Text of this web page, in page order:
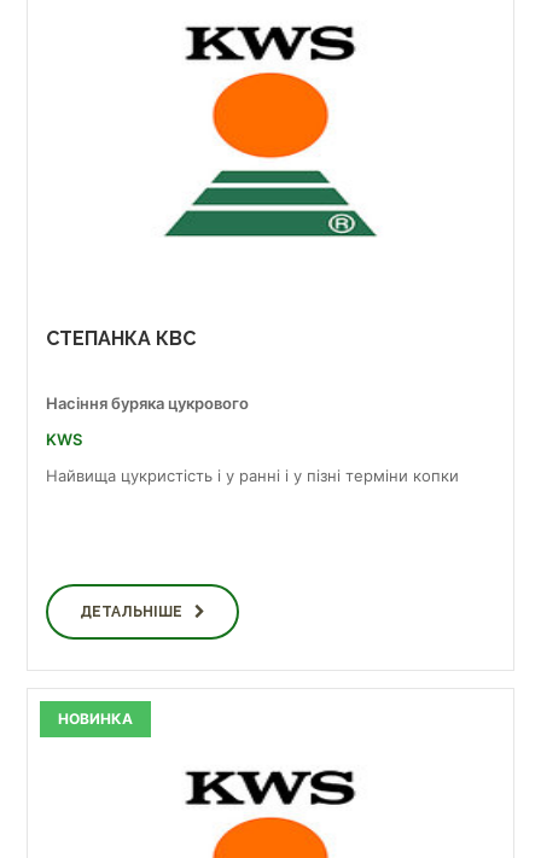
СТЕПАНКА КВС
Насіння буряка цукрового
KWS
Найвища цукристість і у ранні і у пізні терміни копки
ДЕТАЛЬНІШЕ
НОВИНКА